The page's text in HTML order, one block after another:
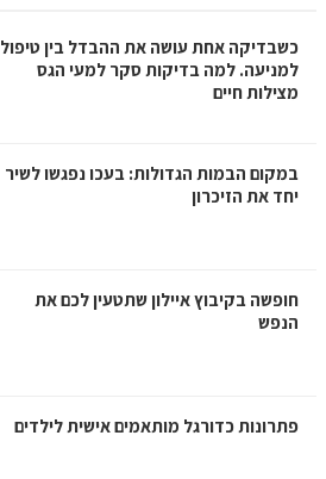
כשבדיקה אחת עושה את ההבדל בין טיפול
למניעה. למה בדיקות סקר למעי הגס
מצילות חיים
במקום הבמות הגדולות: בעכו נפגשו לשיר
יחד את הזיכרון
חופשה בקיבוץ איילון שתטעין לכם את
הנפש
פתרונות כדורגל מותאמים אישית לילדים